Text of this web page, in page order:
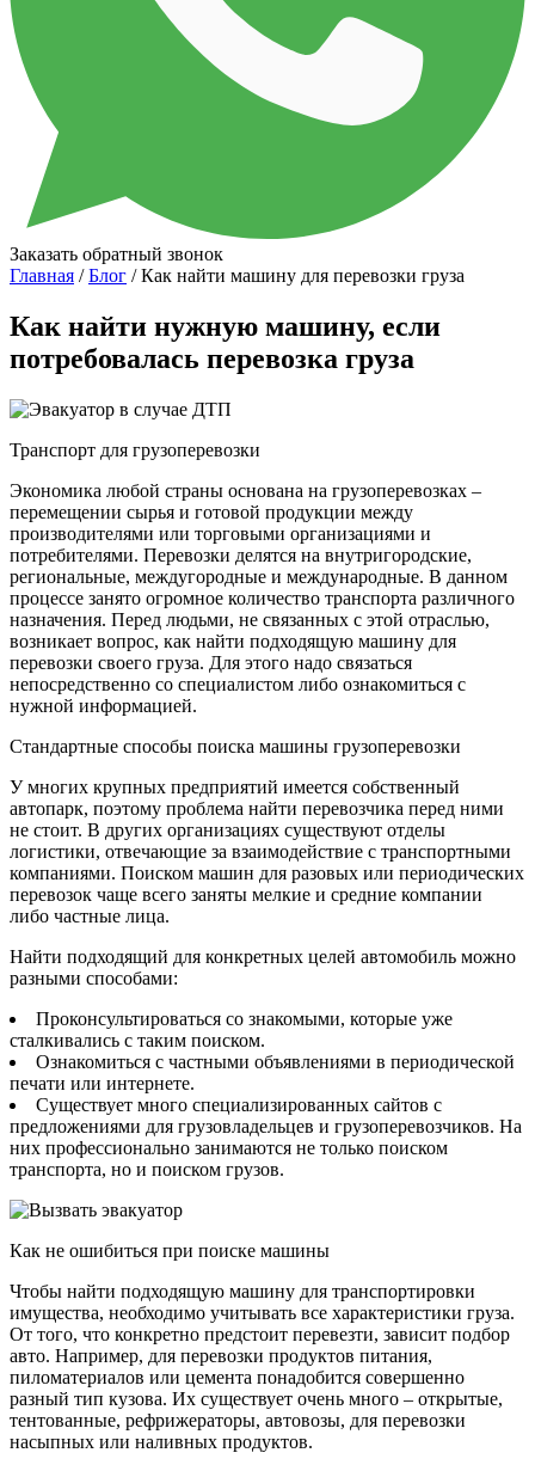
Заказать обратный звонок
Главная /Блог / Как найти машину для перевозки груза
Как найти нужную машину, если
потребовалась перевозка груза
Транспорт для грузоперевозки
Экономика любой страны основана на грузоперевозках –
перемещении сырья и готовой продукции между
производителями или торговыми организациями и
потребителями. Перевозки делятся на внутригородские,
региональные, междугородные и международные. В данном
процессе занято огромное количество транспорта различного
назначения. Перед людьми, не связанных с этой отраслью,
возникает вопрос, как найти подходящую машину для
перевозки своего груза. Для этого надо связаться
непосредственно со специалистом либо ознакомиться с
нужной информацией.
Стандартные способы поиска машины грузоперевозки
У многих крупных предприятий имеется собственный
автопарк, поэтому проблема найти перевозчика перед ними
не стоит. В других организациях существуют отделы
логистики, отвечающие за взаимодействие с транспортными
компаниями. Поиском машин для разовых или периодических
перевозок чаще всего заняты мелкие и средние компании
либо частные лица.
Найти подходящий для конкретных целей автомобиль можно
разными способами:
Проконсультироваться со знакомыми, которые уже
сталкивались с таким поиском.
Ознакомиться с частными объявлениями в периодической
печати или интернете.
Существует много специализированных сайтов с
предложениями для грузовладельцев и грузоперевозчиков. На
них профессионально занимаются не только поиском
транспорта, но и поиском грузов.
Как не ошибиться при поиске машины
Чтобы найти подходящую машину для транспортировки
имущества, необходимо учитывать все характеристики груза.
От того, что конкретно предстоит перевезти, зависит подбор
авто. Например, для перевозки продуктов питания,
пиломатериалов или цемента понадобится совершенно
разный тип кузова. Их существует очень много – открытые,
тентованные, рефрижераторы, автовозы, для перевозки
насыпных или наливных продуктов.